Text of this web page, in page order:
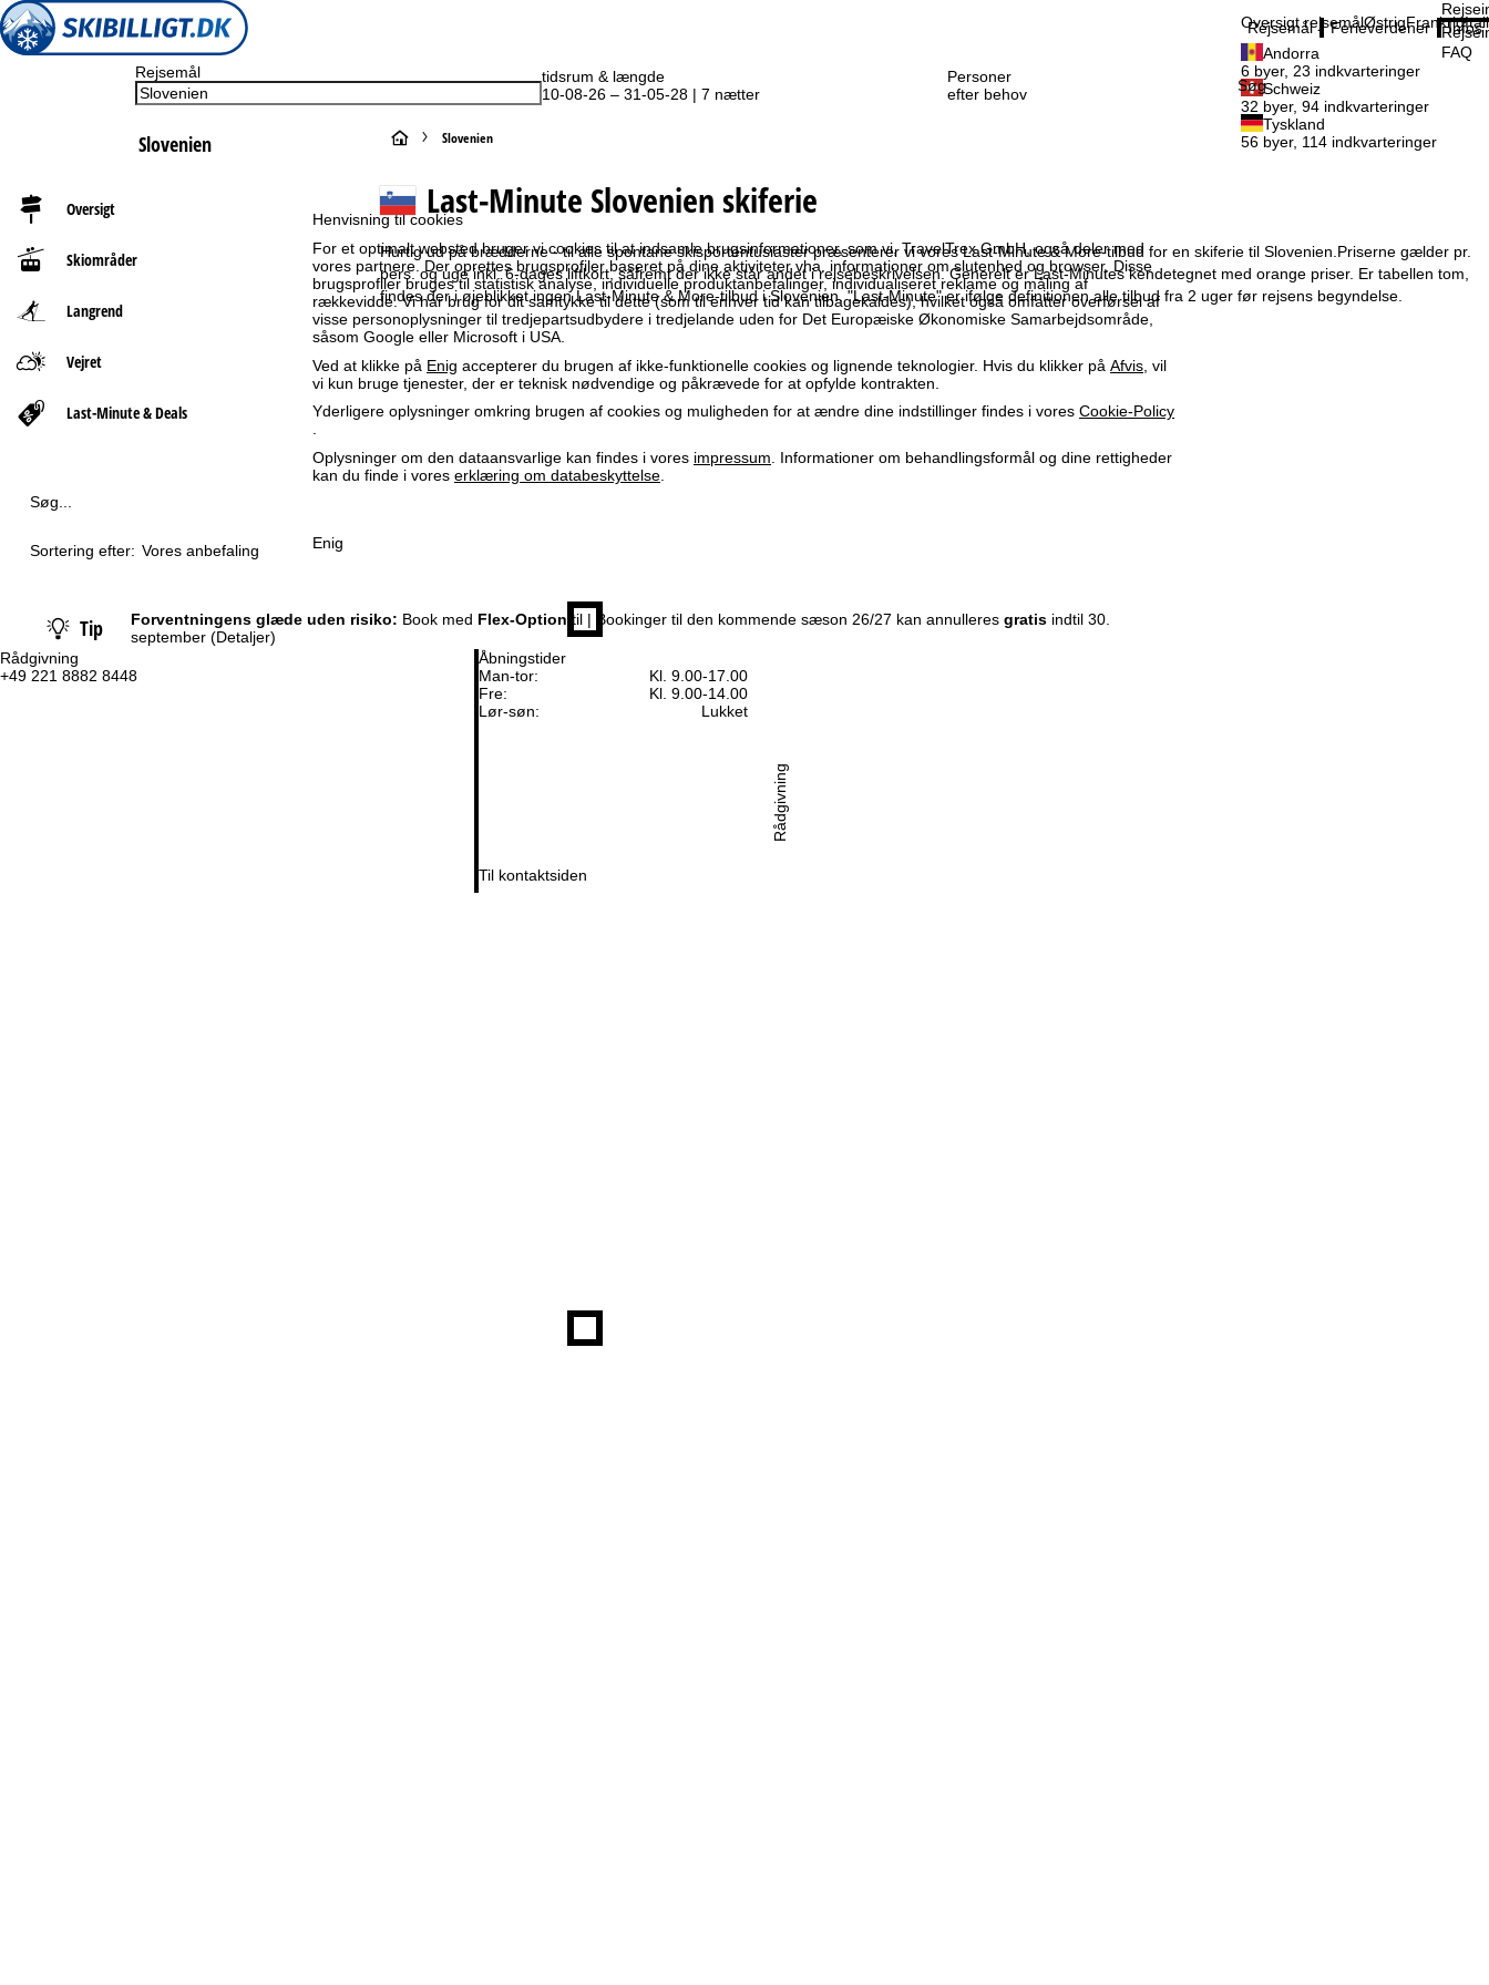
Henvisning til cookies
For et optimalt websted bruger vi cookies til at indsamle brugsinformationer, som vi, TravelTrex GmbH, også deler med
vores partnere. Der oprettes brugsprofiler baseret på dine aktiviteter vha. informationer om slutenhed og browser. Disse
brugsprofiler bruges til statistisk analyse, individuelle produktanbefalinger, individualiseret reklame og måling af
rækkevidde. Vi har brug for dit samtykke til dette (som til enhver tid kan tilbagekaldes), hvilket også omfatter overførsel af
visse personoplysninger til tredjepartsudbydere i tredjelande uden for Det Europæiske Økonomiske Samarbejdsområde,
såsom Google eller Microsoft i USA.
Ved at klikke på Enig accepterer du brugen af ikke-funktionelle cookies og lignende teknologier. Hvis du klikker på Afvis, vil
vi kun bruge tjenester, der er teknisk nødvendige og påkrævede for at opfylde kontrakten.
Yderligere oplysninger omkring brugen af cookies og muligheden for at ændre dine indstillinger findes i vores Cookie-Policy
Oplysninger om den dataansvarlige kan findes i vores impressum . Informationer om behandlingsformål og dine rettigheder
kan du finde i vores erklæring om databeskyttelse
Enig
Rådgivning
+49 221 8882 8448
Åbningstider
Man-tor:
Kl. 9.00-17.00
Fre:
Kl. 9.00-14.00
Lør-søn:
Lukket
Til kontaktsiden
Rådgivning
Rejsemål
Oversigt rejsemålØstrigFrankrig
Andorra
6 byer, 23 indkvarteringer
Schweiz
32 byer, 94 indkvarteringer
Tyskland
56 byer, 114 indkvarteringer
Ferieverdener Infos
FAQ
Rejsemål
tidsrum & længde
10-08-26 – 31-05-28 | 7 nætter
Personer
efter behov
Søg
Slovenien
Oversigt
Skiområder
Langrend
Vejret
Last-Minute & Deals
S
t
a
r
t
s
i
d
Slovenien
Last-Minute Slovenien skiferie
Hurtig ud på brædderne - til alle spontane skisportentusiaster præsenterer vi vores Last-Minute & More-tilbud for en skiferie til Slovenien.Priserne gælder pr.
pers. og uge inkl. 6-dages liftkort, såfremt der ikke står andet i rejsebeskrivelsen. Generelt er Last-Minutes kendetegnet med orange priser. Er tabellen tom,
findes der i øjeblikket ingen Last-Minute & More-tilbud i Slovenien. "Last-Minute" er ifølge definitionen alle tilbud fra 2 uger før rejsens begyndelse.
Søg...
Sortering efter: Vores anbefaling
Tip Forventningens glæde uden risiko: Book med Flex-Option til | Bookinger til den kommende sæson 26/27 kan annulleres gratisindtil 30.
september (Detaljer)